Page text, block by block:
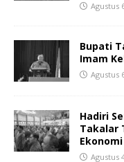
Agustus
Bupati
Imam
Agustus
Hadiri
Takalar
Agustus